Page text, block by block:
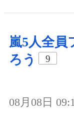
嵐5人全員
ろう
9
08月08日